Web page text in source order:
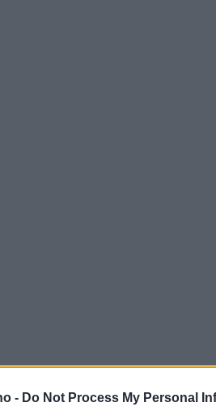
- Do Not Process My Personal